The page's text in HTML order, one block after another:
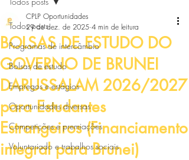
Todos posts
Programas de intercâmbio
Bolsas de estudo
Empregos e estágios
Oportunidades diversas
Competições e premiações
Voluntariado e trabalhos sociais
BOLSAS DE ESTUDO DO
GOVERNO DE BRUNEI
DARUSSALAM 2026/2027
para Estudantes
Estrangeiros (Financiamento
integral para Brunei)
CPLP Oportunidades
29 de dez. de 2025 4 min de leitura